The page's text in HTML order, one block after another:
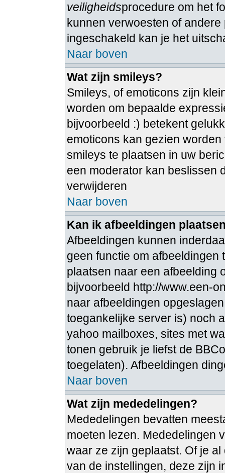
veiligheidsprocedure om het
kunnen verwoesten of
ingeschakeld kan je het
Naar boven
Wat zijn smileys?
Smileys, of emoticons zijn
worden om bepaalde
bijvoorbeeld :) betekent
emoticons kan gezien
smileys te plaatsen in uw
een moderator kan beslissen
verwijderen
Naar boven
Kan ik afbeeldingen
Afbeeldingen kunnen
geen functie om afbeeldingen
plaatsen naar een afbeelding
bijvoorbeeld http://www.een-
naar afbeeldingen
toegankelijke server is) noch
yahoo mailboxes, sites met
tonen gebruik je liefst de
toegelaten). Afbeeldingen
Naar boven
Wat zijn mededelingen?
Mededelingen bevatten
moeten lezen. Mededelingen
waar ze zijn geplaatst. Of je
van de instellingen, deze zijn